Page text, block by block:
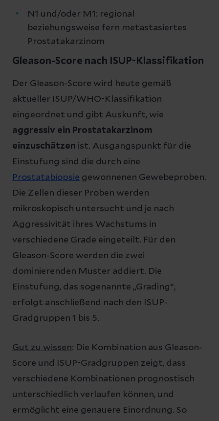
N1 und/oder M1: regional
beziehungsweise fern metastasiertes
Prostatakarzinom
Gleason-Score nach ISUP-Klassifikation
Der Gleason-Score wird heute gemäß
aktueller ISUP/WHO-Klassifikation
eingeordnet und gibt Auskunft, wie
aggressiv ein Prostatakarzinom
einzuschätzen ist. Ausgangspunkt für die
Einstufung sind die durch eine
Prostatabiopsie gewonnenen Gewebeproben.
Die Zellen dieser Proben werden
mikroskopisch untersucht und je nach
Aggressivität ihres Wachstums in
verschiedene Grade eingeteilt. Für den
Gleason-Score werden die zwei
dominierenden Muster addiert. Die
Einstufung, das sogenannte „Grading“,
erfolgt anschließend nach den ISUP-
Gradgruppen 1 bis 5.
Gut zu wissen: Die Kombination aus Gleason-
Score und ISUP-Gradgruppen zeigt, dass
verschiedene Kombinationen prognostisch
unterschiedlich verlaufen können, und
ermöglicht eine genauere Einordnung. So